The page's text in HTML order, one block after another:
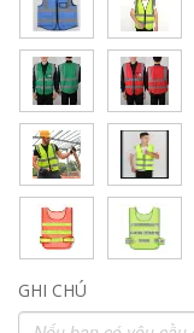
GHI CHÚ